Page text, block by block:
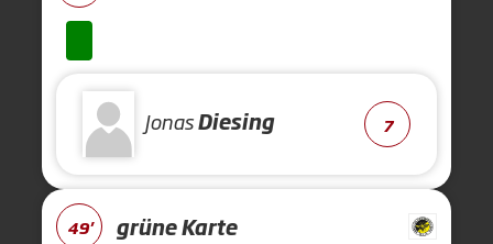
JonasDiesing 7
49' grüne Karte